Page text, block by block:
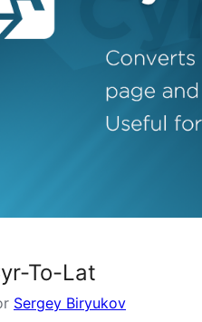
To-Lat
Sergey Biryukov